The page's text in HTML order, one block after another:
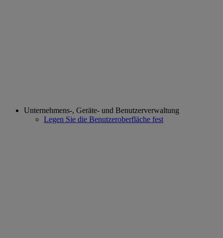
Unternehmens-, Geräte- und Benutzerverwaltung
Legen Sie die Benutzeroberfläche fest